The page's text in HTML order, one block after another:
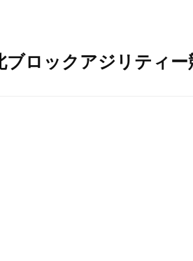
ロックアジリティー